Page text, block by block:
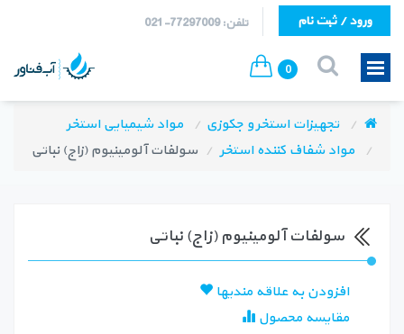
تلفن: 77297009-021 ورود / ثبت نام
0
تجهیزات استخر و جکوزی
مواد شیمیایی استخر
مواد شفاف کننده استخر
سولفات آلومینیوم (زاج) نباتی
سولفات آلومینیوم (زاج) نباتی
افزودن به علاقه مندیها
مقایسه محصول